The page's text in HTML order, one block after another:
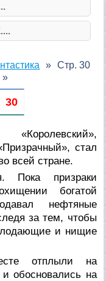
Стр. 30
30
стал
всей стране.
Пока призраки
богатой
нефтяные
за тем, чтобы
и нищие
отплыли на
обосновались на